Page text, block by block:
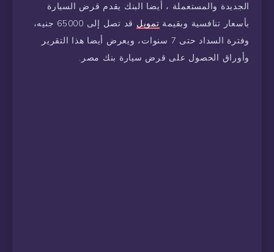
الجديدة والمستعملة ، أيضا البنك يقدم قرض السيارة
بأسعار تنافسية وبقيمة تمويل
قد تصل إلى 65000 جنيه،
وفترة السداد حتى 7 سنوات، ويعرض أيضا هذا التقرير
وأوراق الحصول على قرض سيارة بنك مصر.